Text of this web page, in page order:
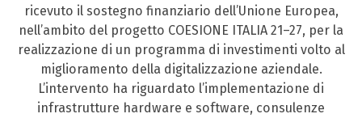
ricevuto il sostegno finanziario dell’Unione Europea,
nell’ambito del progetto COESIONE ITALIA 21–27, per la
realizzazione di un programma di investimenti volto al
miglioramento della digitalizzazione aziendale.
L’intervento ha riguardato l’implementazione di
infrastrutture hardware e software, consulenze